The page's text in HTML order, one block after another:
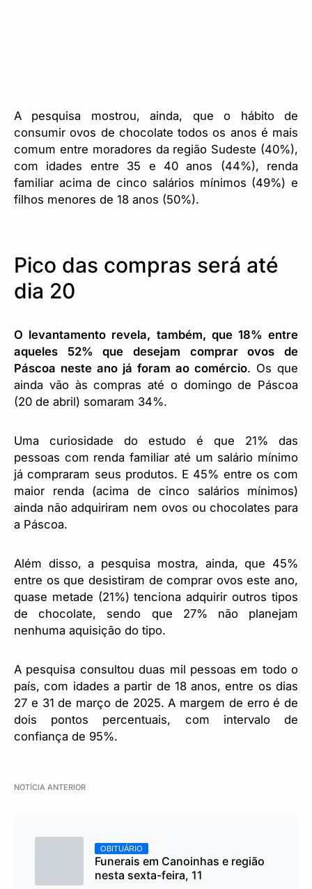
A pesquisa mostrou, ainda, que o hábito de
consumir ovos de chocolate todos os anos é mais
comum entre moradores da região Sudeste (40%),
com idades entre 35 e 40 anos (44%), renda
familiar acima de cinco salários mínimos (49%) e
filhos menores de 18 anos (50%).
Pico das compras será até
dia 20
O levantamento revela, também, que 18% entre
aqueles 52% que desejam comprar ovos de
Páscoa neste ano já foram ao comércio. Os que
ainda vão às compras até o domingo de Páscoa
(20 de abril) somaram 34%.
Uma curiosidade do estudo é que 21% das
pessoas com renda familiar até um salário mínimo
já compraram seus produtos. E 45% entre os com
maior renda (acima de cinco salários mínimos)
ainda não adquiriram nem ovos ou chocolates para
a Páscoa.
Além disso, a pesquisa mostra, ainda, que 45%
entre os que desistiram de comprar ovos este ano,
quase metade (21%) tenciona adquirir outros tipos
de chocolate, sendo que 27% não planejam
nenhuma aquisição do tipo.
A pesquisa consultou duas mil pessoas em todo o
país, com idades a partir de 18 anos, entre os dias
27 e 31 de março de 2025. A margem de erro é de
dois pontos percentuais, com intervalo de
confiança de 95%.
NOTÍCIA ANTERIOR
OBITUÁRIO
Funerais em Canoinhas e região
nesta sexta-feira, 11